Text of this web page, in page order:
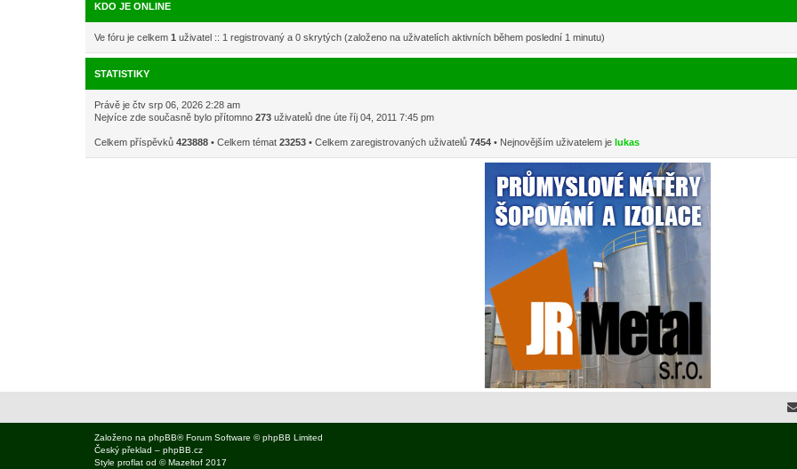
KDO JE ONLINE
Ve fóru je celkem 1 uživatel :: 1 registrovaný a 0 skrytých (založeno na uživatelích aktivních během poslední 1 minutu)
STATISTIKY
Právě je čtv srp 06, 2026 2:28 am
Nejvíce zde současně bylo přítomno 273 uživatelů dne úte říj 04, 2011 7:45 pm
Celkem příspěvků 423888 • Celkem témat 23253 • Celkem zaregistrovaných uživatelů 7454 • Nejnovějším uživatelem je lukas
Založeno na phpBB® Forum Software © phpBB Limited
Český překlad – phpBB.cz
Style proflat od ©Mazeltof 2017